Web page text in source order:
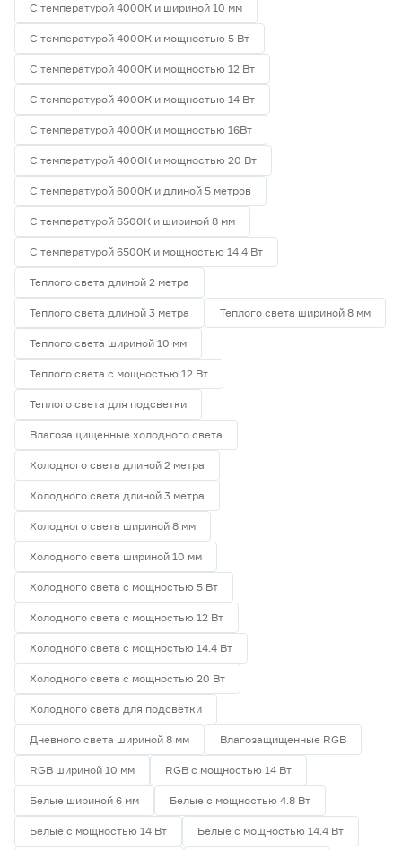
С температурой 4000К и шириной 10 мм
С температурой 4000К и мощностью 5 Вт
С температурой 4000К и мощностью 12 Вт
С температурой 4000К и мощностью 14 Вт
С температурой 4000К и мощностью 16Вт
С температурой 4000К и мощностью 20 Вт
С температурой 6000К и длиной 5 метров
С температурой 6500К и шириной 8 мм
С температурой 6500К и мощностью 14.4 Вт
Теплого света длиной 2 метра
Теплого света длиной 3 метра Теплого света шириной 8 мм
Теплого света шириной 10 мм
Теплого света с мощностью 12 Вт
Теплого света для подсветки
Влагозащищенные холодного света
Холодного света длиной 2 метра
Холодного света длиной 3 метра
Холодного света шириной 8 мм
Холодного света шириной 10 мм
Холодного света с мощностью 5 Вт
Холодного света с мощностью 12 Вт
Холодного света с мощностью 14.4 Вт
Холодного света с мощностью 20 Вт
Холодного света для подсветки
Дневного света шириной 8 мм Влагозащищенные RGB
RGB шириной 10 мм RGB с мощностью 14 Вт
Белые шириной 6 мм Белые с мощностью 4.8 Вт
Белые с мощностью 14 Вт Белые с мощностью 14.4 Вт